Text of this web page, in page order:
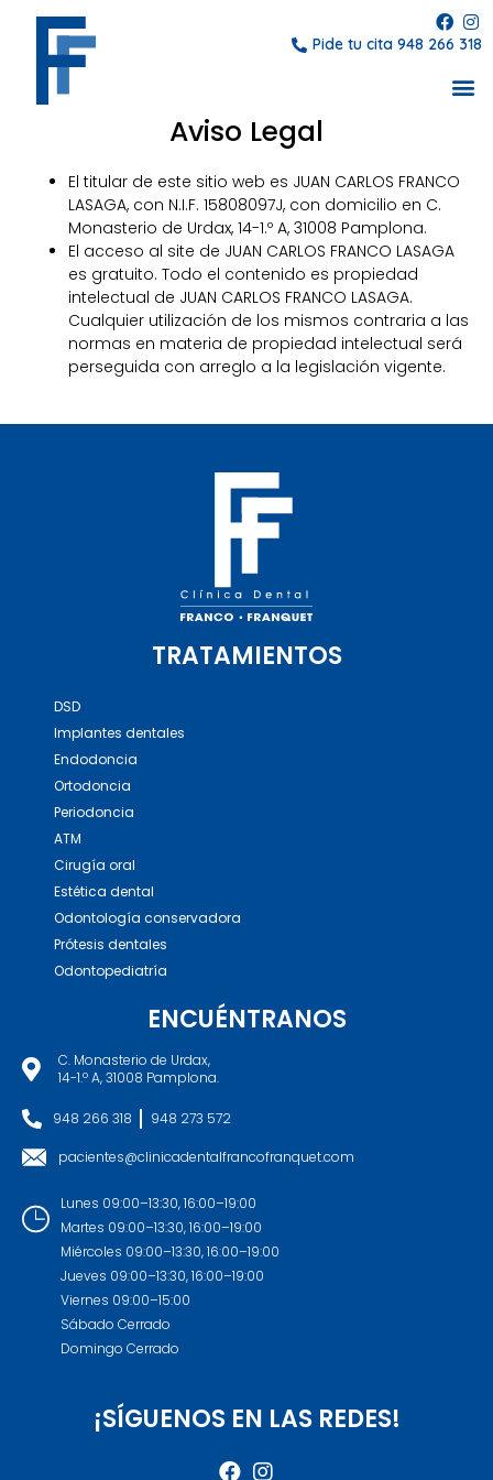
Pide tu cita 948 266 318
Aviso Legal
El titular de este sitio web es JUAN CARLOS FRANCO
LASAGA, con N.I.F. 15808097J, con domicilio en C.
Monasterio de Urdax, 14-1.º A, 31008 Pamplona.
El acceso al site de JUAN CARLOS FRANCO LASAGA
es gratuito. Todo el contenido es propiedad
intelectual de JUAN CARLOS FRANCO LASAGA.
Cualquier utilización de los mismos contraria a las
normas en materia de propiedad intelectual será
perseguida con arreglo a la legislación vigente.
TRATAMIENTOS
DSD
Implantes dentales
Endodoncia
Ortodoncia
Periodoncia
ATM
Cirugía oral
Estética dental
Odontología conservadora
Prótesis dentales
Odontopediatría
ENCUÉNTRANOS
C. Monasterio de Urdax,
14-1.º A, 31008 Pamplona.
948 266 318 948 273 572
pacientes@clinicadentalfrancofranquet.com
Lunes 09:00–13:30, 16:00–19:00
Martes 09:00–13:30, 16:00–19:00
Miércoles 09:00–13:30, 16:00–19:00
Jueves 09:00–13:30, 16:00–19:00
Viernes 09:00–15:00
Sábado Cerrado
Domingo Cerrado
¡SÍGUENOS EN LAS REDES!